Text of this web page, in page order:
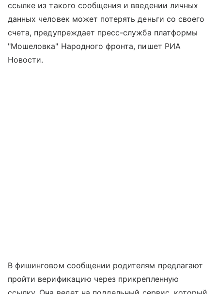
ссылке из такого сообщения и введении личных
данных человек может потерять деньги со своего
счета, предупреждает пресс-служба платформы
"Мошеловка" Народного фронта, пишет РИА
Новости.
В фишинговом сообщении родителям предлагают
пройти верификацию через прикрепленную